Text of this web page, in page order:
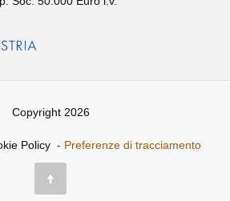
Copyright 2026
Policy - Preferenze di tracciamento